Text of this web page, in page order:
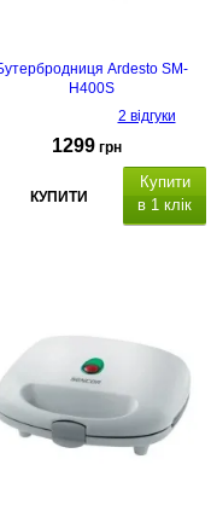
Ardesto SM-
H400S
2 відгуки
1299 грн
КУПИТИ
Купити
в 1 клік
53.4x27.7x27.4 cм